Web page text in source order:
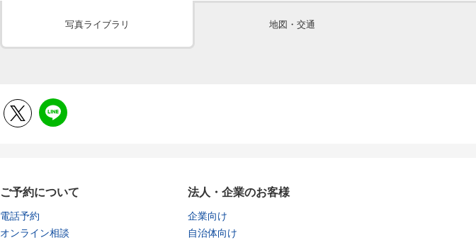
写真ライブラリ 地図・交通
ご予約について
電話予約
オンライン相談
法人・企業のお客様
企業向け
自治体向け